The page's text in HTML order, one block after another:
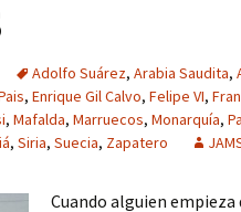
Adolfo Suárez, Arabia Saudita,
, Enrique Gil Calvo, Felipe VI,
, Mafalda, Marruecos, Monarquía,
, Siria, Suecia, Zapatero
Cuando alguien empieza